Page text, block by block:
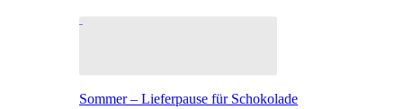
Sommer – Lieferpause für Schokolade